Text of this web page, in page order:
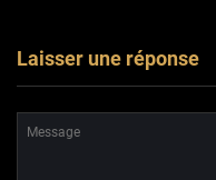
Laisser une réponse